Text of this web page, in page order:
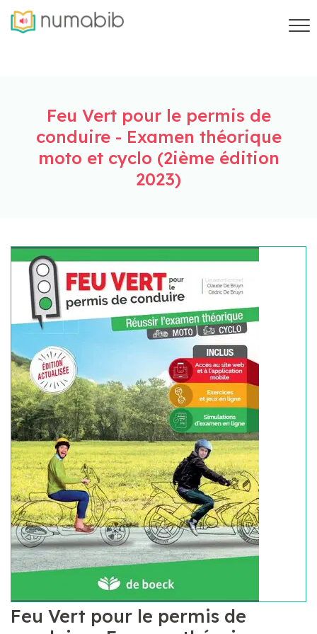
Feu Vert pour le permis de
conduire - Examen théorique
moto et cyclo (2ième édition
2023)
Feu Vert pour le permis de